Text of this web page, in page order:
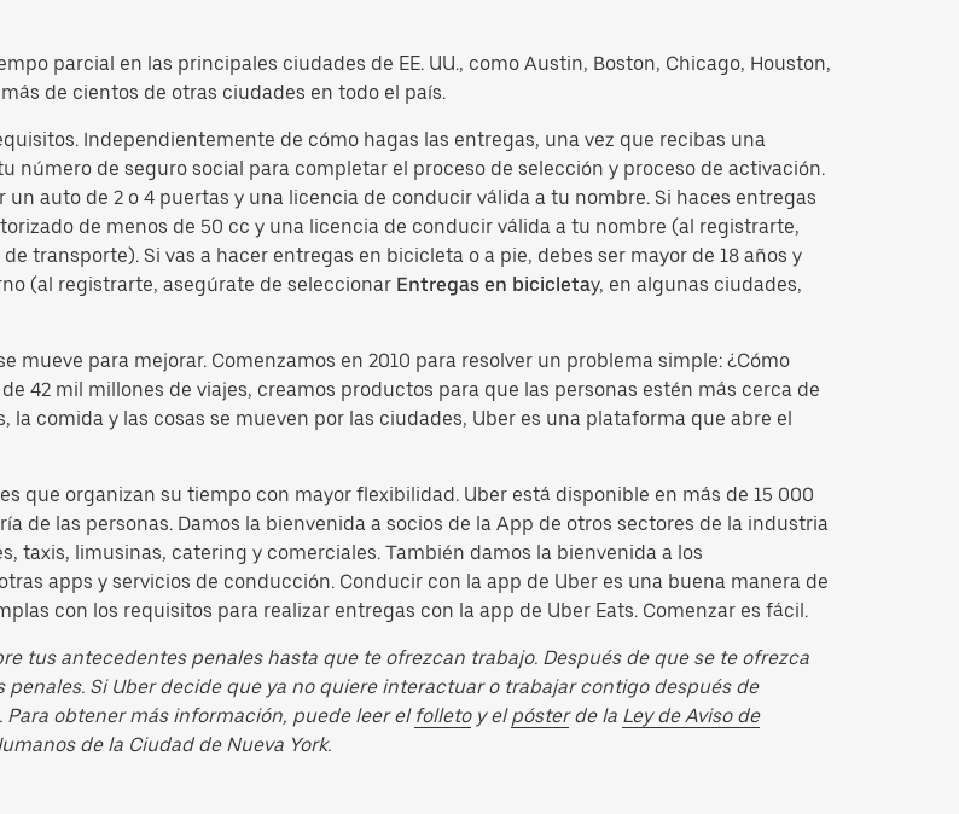
parcial en las principales ciudades de EE. UU., como Austin, Boston, Chicago, Houston,
de cientos de otras ciudades en todo el país.
Independientemente de cómo hagas las entregas, una vez que recibas una
de seguro social para completar el proceso de selección y proceso de activación.
auto de 2 o 4 puertas y una licencia de conducir válida a tu nombre. Si haces entregas
de menos de 50 cc y una licencia de conducir válida a tu nombre (al registrarte,
transporte). Si vas a hacer entregas en bicicleta o a pie, debes ser mayor de 18 años y
(al registrarte, asegúrate de seleccionar Entregas en bicicletay, en algunas ciudades,
mueve para mejorar. Comenzamos en 2010 para resolver un problema simple: ¿Cómo
42 mil millones de viajes, creamos productos para que las personas estén más cerca de
comida y las cosas se mueven por las ciudades, Uber es una plataforma que abre el
que organizan su tiempo con mayor flexibilidad. Uber está disponible en más de 15 000
de las personas. Damos la bienvenida a socios de la App de otros sectores de la industria
taxis, limusinas, catering y comerciales. También damos la bienvenida a los
apps y servicios de conducción. Conducir con la app de Uber es una buena manera de
con los requisitos para realizar entregas con la app de Uber Eats. Comenzar es fácil.
tus antecedentes penales hasta que te ofrezcan trabajo. Después de que se te ofrezca
Si Uber decide que ya no quiere interactuar o trabajar contigo después de
obtener más información, puede leer el folletoy elpósterde la Ley de Aviso de
de la Ciudad de Nueva York.